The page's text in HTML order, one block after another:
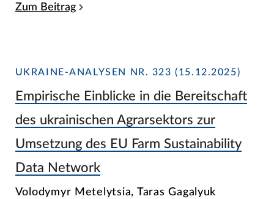
Zum Beitrag
UKRAINE-ANALYSEN NR. 323 (15.12.2025)
Empirische Einblicke in die Bereitschaft
des ukrainischen Agrarsektors zur
Umsetzung des EU Farm Sustainability
Data Network
Volodymyr Metelytsia, Taras Gagalyuk